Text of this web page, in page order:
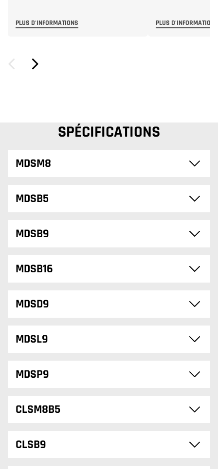
PLUS D'INFORMATIONS PLUS D'INFORMATIONS
SPÉCIFICATIONS
MDSM8
MDSB5
MDSB9
MDSB16
MDSD9
MDSL9
MDSP9
CLSM8B5
CLSB9